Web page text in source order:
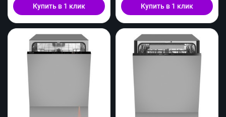
Купить в 1 клик Купить в 1 клик